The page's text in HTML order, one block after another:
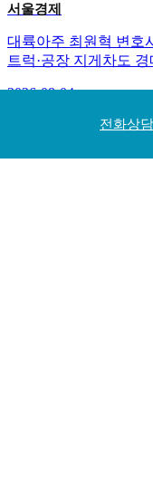
전화상담
서울경제
대륙아주 최원혁 변호
트럭·공장 지게차도 경
2026-08-04